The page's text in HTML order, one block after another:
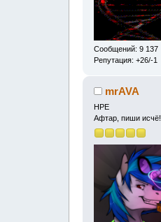
Сообщений: 9 137
Репутация: +26/-1
mrAVA
НРЕ
Афтар, пиши исчё!